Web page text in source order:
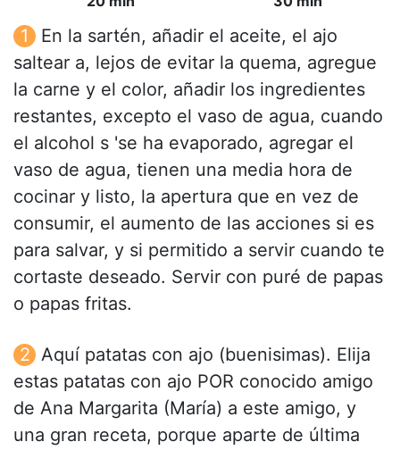
En la sartén, añadir el aceite, el ajo
saltear a, lejos de evitar la quema, agregue
la carne y el color, añadir los ingredientes
restantes, excepto el vaso de agua, cuando
el alcohol s 'se ha evaporado, agregar el
vaso de agua, tienen una media hora de
cocinar y listo, la apertura que en vez de
consumir, el aumento de las acciones si es
para salvar, y si permitido a servir cuando te
cortaste deseado. Servir con puré de papas
o papas fritas.
Aquí patatas con ajo (buenisimas). Elija
estas patatas con ajo POR conocido amigo
de Ana Margarita (María) a este amigo, y
una gran receta, porque aparte de última